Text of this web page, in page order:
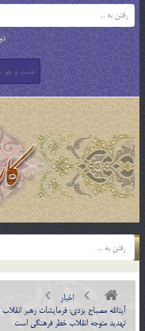
اخبار
آیت‏الله مصباح یزدی: فرمایشات رهبر
تهدید متوجه انقلاب خطر فرهنگی است